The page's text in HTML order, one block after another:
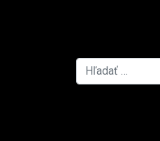
Hľadať...